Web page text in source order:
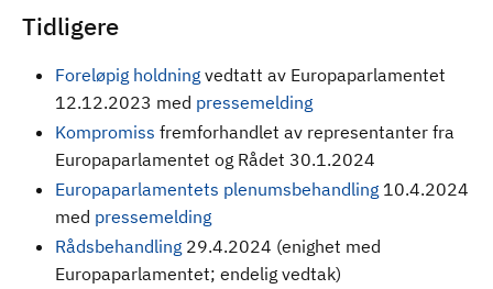
Tidligere
Foreløpig holdning vedtatt av Europaparlamentet
12.12.2023 med pressemelding
Kompromiss fremforhandlet av representanter fra
Europaparlamentet og Rådet 30.1.2024
Europaparlamentets plenumsbehandling 10.4.2024
med pressemelding
Rådsbehandling 29.4.2024 (enighet med
Europaparlamentet; endelig vedtak)